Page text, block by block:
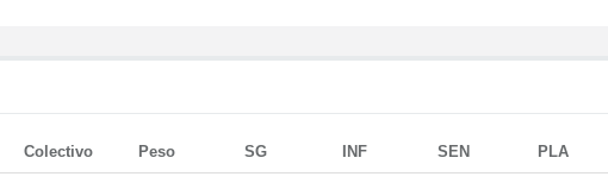
Colectivo Peso SG INF SEN PLA